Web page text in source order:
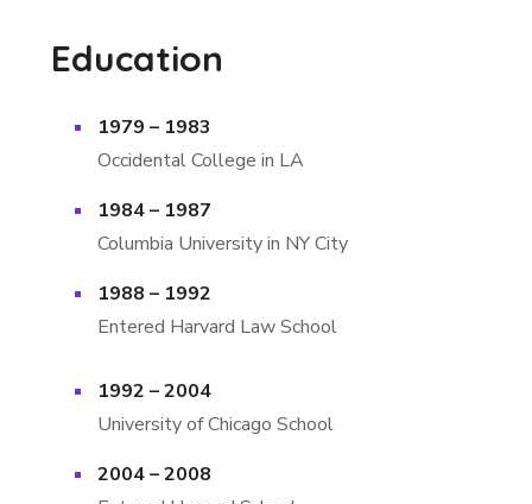
Education
1979 – 1983
Occidental College in LA
1984 – 1987
Columbia University in NY City
1988 – 1992
Entered Harvard Law School
1992 – 2004
University of Chicago School
2004 – 2008